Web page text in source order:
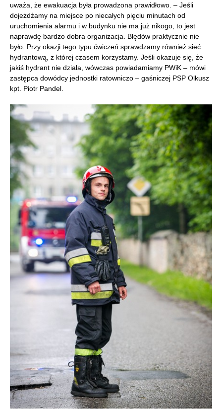
uważa, że ewakuacja była prowadzona prawidłowo. – Jeśli
dojeżdżamy na miejsce po niecałych pięciu minutach od
uruchomienia alarmu i w budynku nie ma już nikogo, to jest
naprawdę bardzo dobra organizacja. Błędów praktycznie nie
było. Przy okazji tego typu ćwiczeń sprawdzamy również sieć
hydrantową, z której czasem korzystamy. Jeśli okazuje się, że
jakiś hydrant nie działa, wówczas powiadamiamy PWiK – mówi
zastępca dowódcy jednostki ratowniczo – gaśniczej PSP Olkusz
kpt. Piotr Pandel.